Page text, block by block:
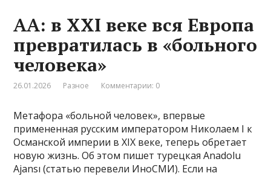
AA: в XXI веке вся Европа
превратилась в «больного
человека»
26.01.2026 Разное Комментарии: 0
Метафора «больной человек», впервые
примененная русским императором Николаем I к
Османской империи в XIX веке, теперь обретает
новую жизнь. Об этом пишет турецкая Anadolu
Ajansı (статью перевели ИноСМИ). Если на